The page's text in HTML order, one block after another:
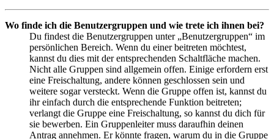
Wo finde ich die Benutzergruppen und wie trete ich ihnen bei?
Du findest die Benutzergruppen unter „Benutzergruppen“ im
persönlichen Bereich. Wenn du einer beitreten möchtest,
kannst du dies mit der entsprechenden Schaltfläche machen.
Nicht alle Gruppen sind allgemein offen. Einige erfordern erst
eine Freischaltung, andere können geschlossen sein und
weitere sogar versteckt. Wenn die Gruppe offen ist, kannst du
ihr einfach durch die entsprechende Funktion beitreten;
verlangt die Gruppe eine Freischaltung, so kannst du dich für
sie bewerben. Ein Gruppenleiter muss daraufhin deinen
Antrag annehmen. Er könnte fragen, warum du in die Gruppe